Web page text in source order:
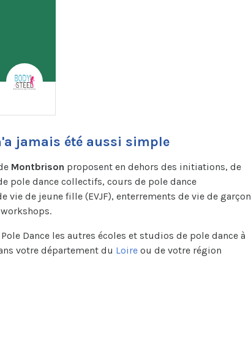
jamais été aussi simple
Montbrison proposent en dehors des initiations, de
pole dance collectifs, cours de pole dance
vie de jeune fille (EVJF), enterrements de vie de garçon
Dance les autres écoles et studios de pole dance à
votre département du Loire ou de votre région